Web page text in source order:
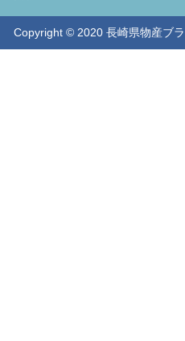
Copyright © 2020 長崎県物産ブ